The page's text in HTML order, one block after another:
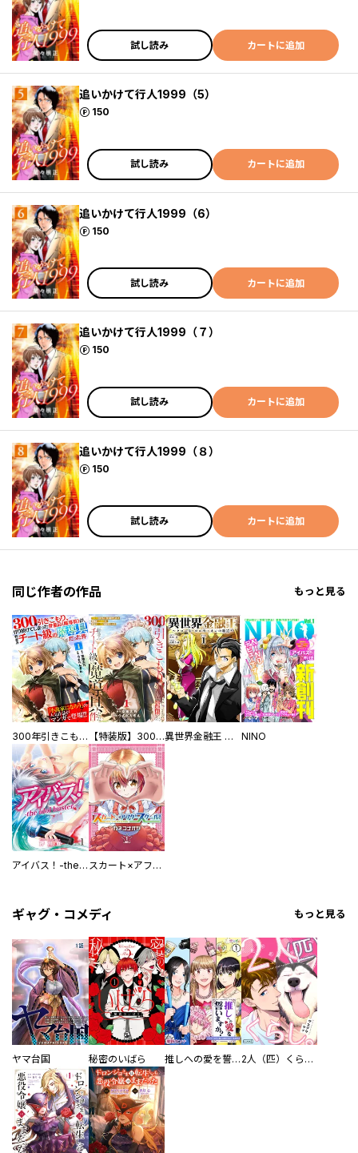
試し読み カートに追加
追いかけて行人1999（5）
150
ポイント
試し読み カートに追加
追いかけて行人1999（6）
150
ポイント
試し読み カートに追加
追いかけて行人1999（７）
150
ポイント
試し読み カートに追加
追いかけて行人1999（８）
150
ポイント
試し読み カートに追加
同じ作者の作品 もっと見る
300年引きこもり、作り続けてしまった骨董品《魔導具》が、軒並みチート級の魔導具だった件 【特装版】300年引きこもり、作り続けてしまった骨董品《魔導具》が、軒並みチート級の魔導具だった件 異世界金融王 ～クローネ・ゴルディオンの覇道～ NINO
アイバス！-the idol buster-【合本版】 スカート×アフタースクール！【合本版】
ギャグ・コメディ もっと見る
ヤマ台国 秘密のいばら 推しへの愛を誓いますか？～アラサー女子、推しは逃げぬが人生逃げる～ 2人（匹）くらし。